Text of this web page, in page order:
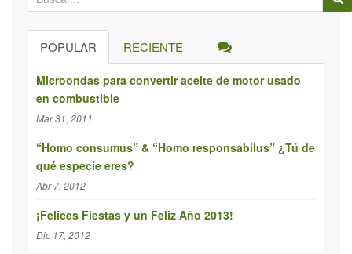
ú
s
POPULAR RECIENTE
Microondas para convertir aceite de motor usado
en combustible
Mar 31, 2011
“Homo consumus” & “Homo responsabilus” ¿Tú de
qué especie eres?
Abr 7, 2012
¡Felices Fiestas y un Feliz Año 2013!
Dic 17, 2012